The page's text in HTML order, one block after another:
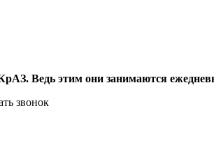
Ведь этим они занимаются
звонок